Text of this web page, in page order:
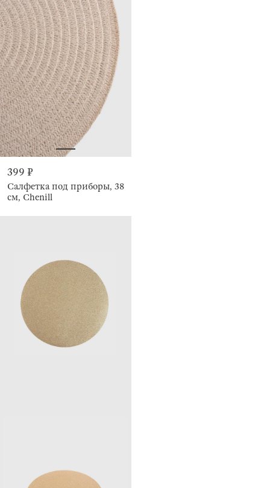
399 ₽
Салфетка под приборы, 38
см, Chenill